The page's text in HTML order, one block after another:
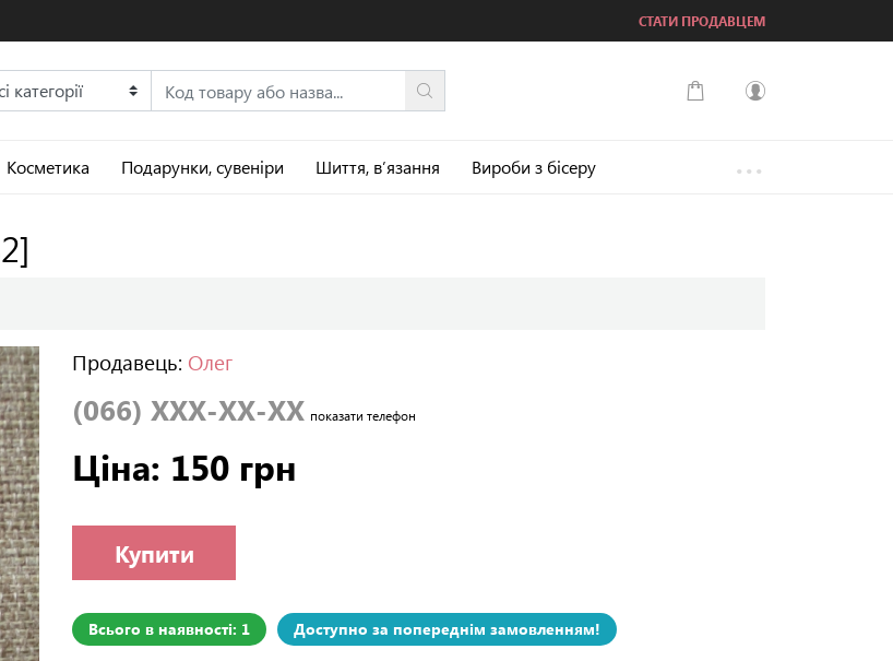
СТАТИ ПРОДАВЦЕМ
...
Косметика Подарунки, сувеніри Шиття, в’язання Вироби з бісеру
Продавець: Олег
(066) XXX-XX-XX показати телефон
Ціна: 150 грн
Купити
Всього в наявності: 1 Доступно за попереднім замовленням!